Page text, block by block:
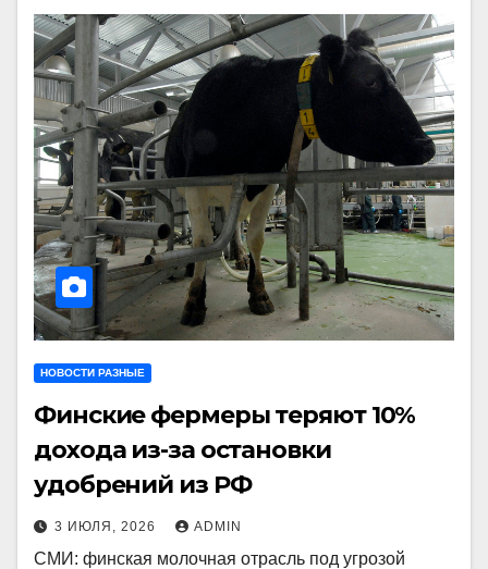
НОВОСТИ РАЗНЫЕ
Финские фермеры теряют 10%
дохода из-за остановки
удобрений из РФ
3 ИЮЛЯ, 2026 ADMIN
СМИ: финская молочная отрасль под угрозой